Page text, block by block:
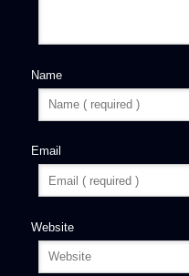
Name
Email
Website